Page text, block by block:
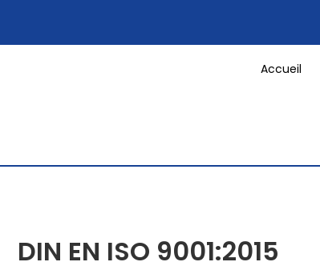
Accueil
DIN EN ISO 9001:2015